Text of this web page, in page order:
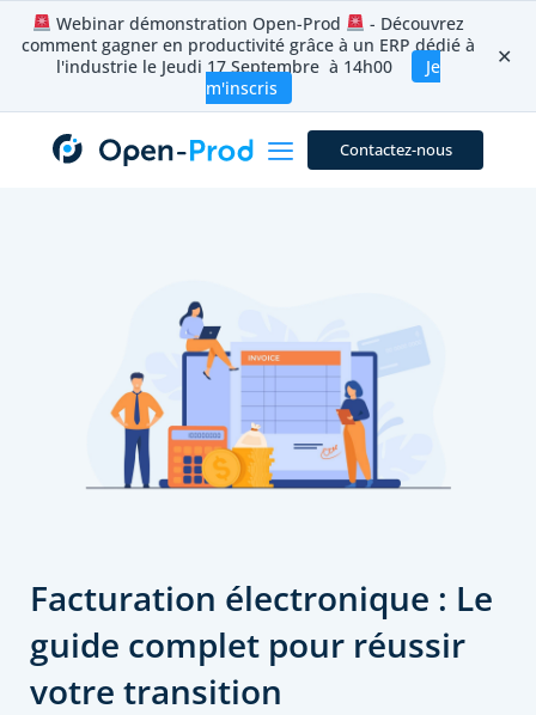
Webinar démonstration Open-Prod
- Découvrez
comment gagner en productivité grâce à un ERP dédié à
l'industrie le Jeudi 17 Septembre à 14h00
Je
m'inscris
✕
Aller
contenu
Contactez-nous
Facturation électronique : Le
guide complet pour réussir
votre transition